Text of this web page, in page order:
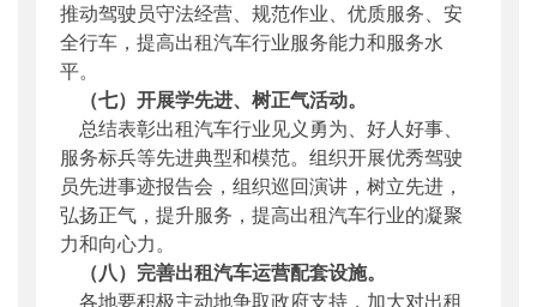
推动驾驶员守法经营、规范作业、优质服务、安
全行车，提高出租汽车行业服务能力和服务水
平。
（七）开展学先进、树正气活动。
总结表彰出租汽车行业见义勇为、好人好事、
服务标兵等先进典型和模范。组织开展优秀驾驶
员先进事迹报告会，组织巡回演讲，树立先进，
弘扬正气，提升服务，提高出租汽车行业的凝聚
力和向心力。
（八）完善出租汽车运营配套设施。
各地要积极主动地争取政府支持，加大对出租